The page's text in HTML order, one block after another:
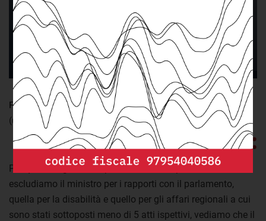
Accetta Accetta e salva preferenza
FONTE: elaborazione openpolis su dati camera dei deputati
(ultimo aggiornamento: martedì 31 Gennaio 2023)
Per quanto riguarda la percentuale di risposte fornite, se
escludiamo il ministro per i rapporti con il parlamento,
quella per la disabilità e quello per gli affari regionali a cui
sono stati sottoposti meno di 5 atti ispettivi, vediamo che il